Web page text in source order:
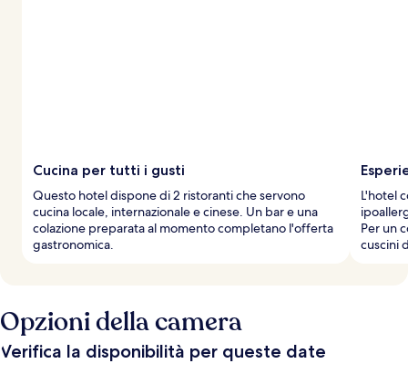
Cucina per tutti i gusti
Questo hotel dispone di 2 ristoranti che servono
cucina locale, internazionale e cinese. Un bar e una
colazione preparata al momento completano l'offerta
gastronomica.
L'hotel
Per un
cuscini
Opzioni della camera
Verifica la disponibilità per queste date